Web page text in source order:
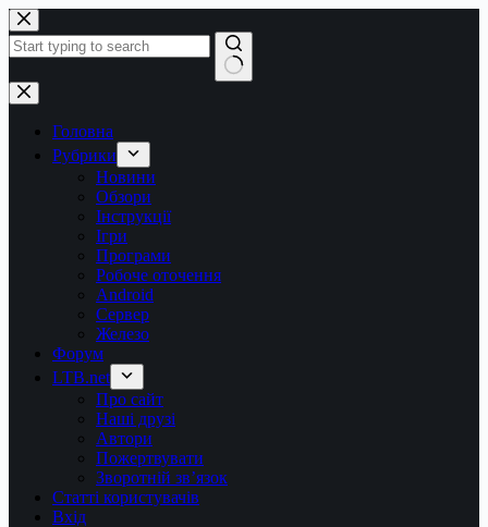
Перейти
до
вмісту
Немає
результатів
Головна
Рубрики
Новини
Обзори
Інструкції
Ігри
Програми
Робоче оточення
Android
Сервер
Железо
Форум
LTB.net
Про сайт
Наші друзі
Автори
Пожертвувати
Зворотній зв’язок
Статті користувачів
Вхід